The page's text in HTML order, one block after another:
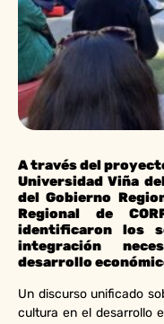
A través del
Universidad Viña
del Gobierno
Regional de
identificaron los
integración
desarrollo
Un discurso unificado
cultura en el desarrollo